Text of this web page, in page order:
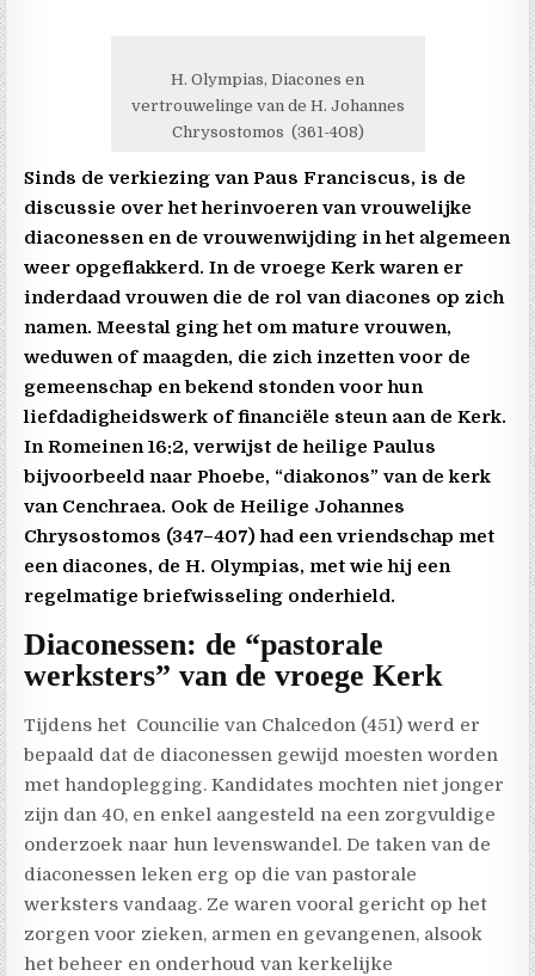
H. Olympias, Diacones en
vertrouwelinge van de H. Johannes
Chrysostomos (361-408)
Sinds de verkiezing van Paus Franciscus, is de
discussie over het herinvoeren van vrouwelijke
diaconessen en de vrouwenwijding in het algemeen
weer opgeflakkerd. In de vroege Kerk waren er
inderdaad vrouwen die de rol van diacones op zich
namen. Meestal ging het om mature vrouwen,
weduwen of maagden, die zich inzetten voor de
gemeenschap en bekend stonden voor hun
liefdadigheidswerk of financiële steun aan de Kerk.
In Romeinen 16:2, verwijst de heilige Paulus
bijvoorbeeld naar Phoebe, “diakonos” van de kerk
van Cenchraea. Ook de Heilige Johannes
Chrysostomos (347–407) had een vriendschap met
een diacones, de H. Olympias, met wie hij een
regelmatige briefwisseling onderhield.
Diaconessen: de “pastorale
werksters” van de vroege Kerk
Tijdens het Councilie van Chalcedon (451) werd er
bepaald dat de diaconessen gewijd moesten worden
met handoplegging. Kandidates mochten niet jonger
zijn dan 40, en enkel aangesteld na een zorgvuldige
onderzoek naar hun levenswandel. De taken van de
diaconessen leken erg op die van pastorale
werksters vandaag. Ze waren vooral gericht op het
zorgen voor zieken, armen en gevangenen, alsook
het beheer en onderhoud van kerkelijke